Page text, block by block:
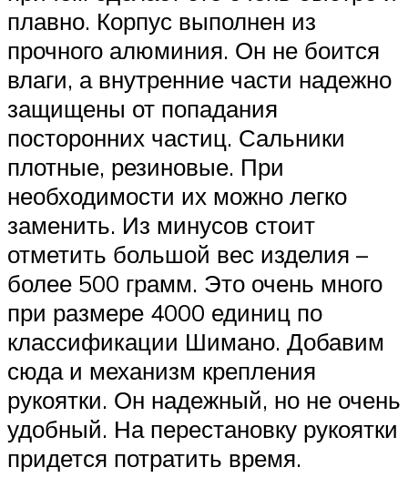
плавно. Корпус выполнен из
прочного алюминия. Он не боится
влаги, а внутренние части надежно
защищены от попадания
посторонних частиц. Сальники
плотные, резиновые. При
необходимости их можно легко
заменить. Из минусов стоит
отметить большой вес изделия –
более 500 грамм. Это очень много
при размере 4000 единиц по
классификации Шимано. Добавим
сюда и механизм крепления
рукоятки. Он надежный, но не очень
удобный. На перестановку рукоятки
придется потратить время.